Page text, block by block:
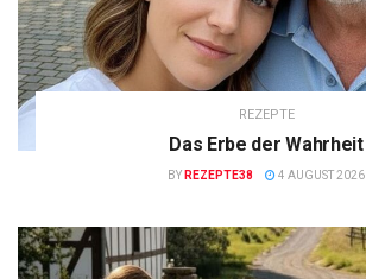
REZEPTE
Das Erbe der Wahrheit
BY REZEPTE38 4 AUGUST 2026